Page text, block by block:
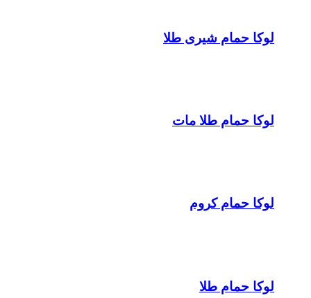
لوکا حمام شیری طلا
لوکا حمام طلا مات
لوکا حمام کروم
لوکا حمام طلا